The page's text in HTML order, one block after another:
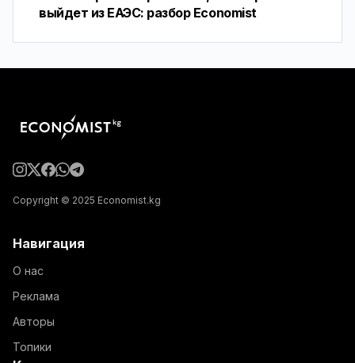
выйдет из ЕАЭС: разбор Economist
Copyright © 2025 Economist.kg
Навигация
О нас
Реклама
Авторы
Топики